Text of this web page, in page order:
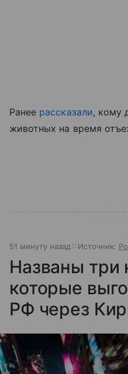
Ранее рассказали, кому
животных на время
51 минуту назад Источник:
Названы три
которые
РФ через